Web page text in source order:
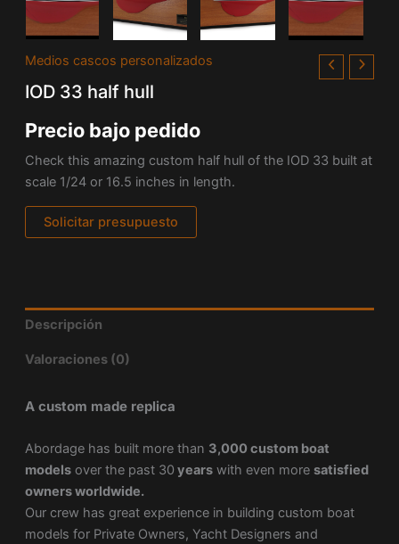
Medios cascos personalizados
IOD 33 half hull
Precio bajo pedido
Check this amazing custom half hull of the IOD 33 built at
scale 1/24 or 16.5 inches in length.
Solicitar presupuesto
Descripción
Valoraciones (0)
A custom made replica
Abordage has built more than 3,000 custom boat
modelsover the past 30 yearswith even more satisfied
owners worldwide.
Our crew has great experience in building custom boat
models for Private Owners, Yacht Designers and